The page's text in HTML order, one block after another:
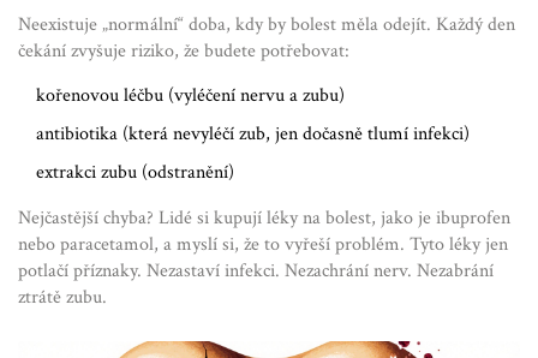
Neexistuje „normální“ doba, kdy by bolest měla odejít. Každý den
čekání zvyšuje riziko, že budete potřebovat:
kořenovou léčbu (vyléčení nervu a zubu)
antibiotika (která nevyléčí zub, jen dočasně tlumí infekci)
extrakci zubu (odstranění)
Nejčastější chyba? Lidé si kupují léky na bolest, jako je ibuprofen
nebo paracetamol, a myslí si, že to vyřeší problém. Tyto léky jen
potlačí příznaky. Nezastaví infekci. Nezachrání nerv. Nezabrání
ztrátě zubu.